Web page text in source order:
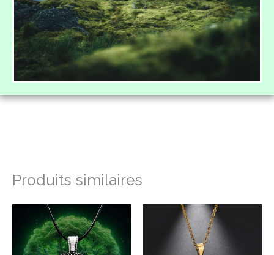
Produits similaires